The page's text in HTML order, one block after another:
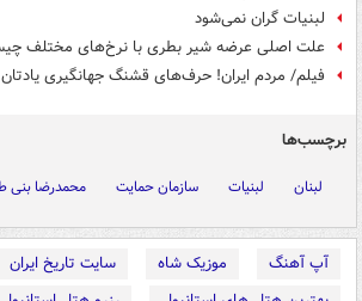
لبنیات گران نمی‌شود
علت اصلی عرضه شیر بطری با نرخ‌های مختلف
فیلم/ مردم ایران! حرف‌های قشنگ جهانگیری
برچسب‌ها
لبنان لبنیات سازمان حمایت محمدرضا بنی
آپ آهنگ موزیک شاه
سایت تاریخ ایران